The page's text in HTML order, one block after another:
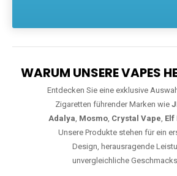
WARUM UNSERE VAPES
Entdecken Sie eine exklusive
Zigaretten führender Marken wie
Adalya, Mosmo, Crystal Vape, Elf
Unsere Produkte stehen für ein
Design, herausragende
unvergleichliche